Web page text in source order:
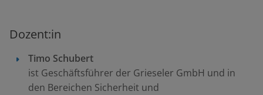
Dozent:in
Timo Schubert
ist Geschäftsführer der Grieseler GmbH und in
den Bereichen Sicherheit und